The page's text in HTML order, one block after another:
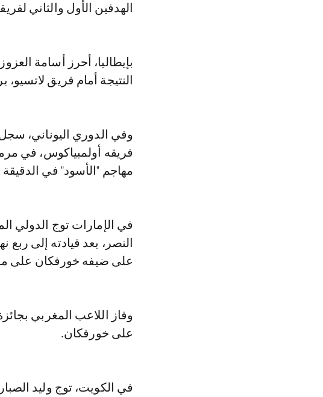
الهدفين الأول والثاني
بإيطاليا، أحرز أسامة
النتيجة أمام فريق لاتسيو، برسم الجولة
وفي الدوري اليوناني،
فريقه أولمبياكوس، في
مهاجم "الأسود" في الدقيقة 75 من المباراة وسجل هدفين.
في الإمارات توج الدولي
على ضيفه خورفكان على
وفاز اللاعب المغربي
على خورفكان.
في الكويت، توج وليد